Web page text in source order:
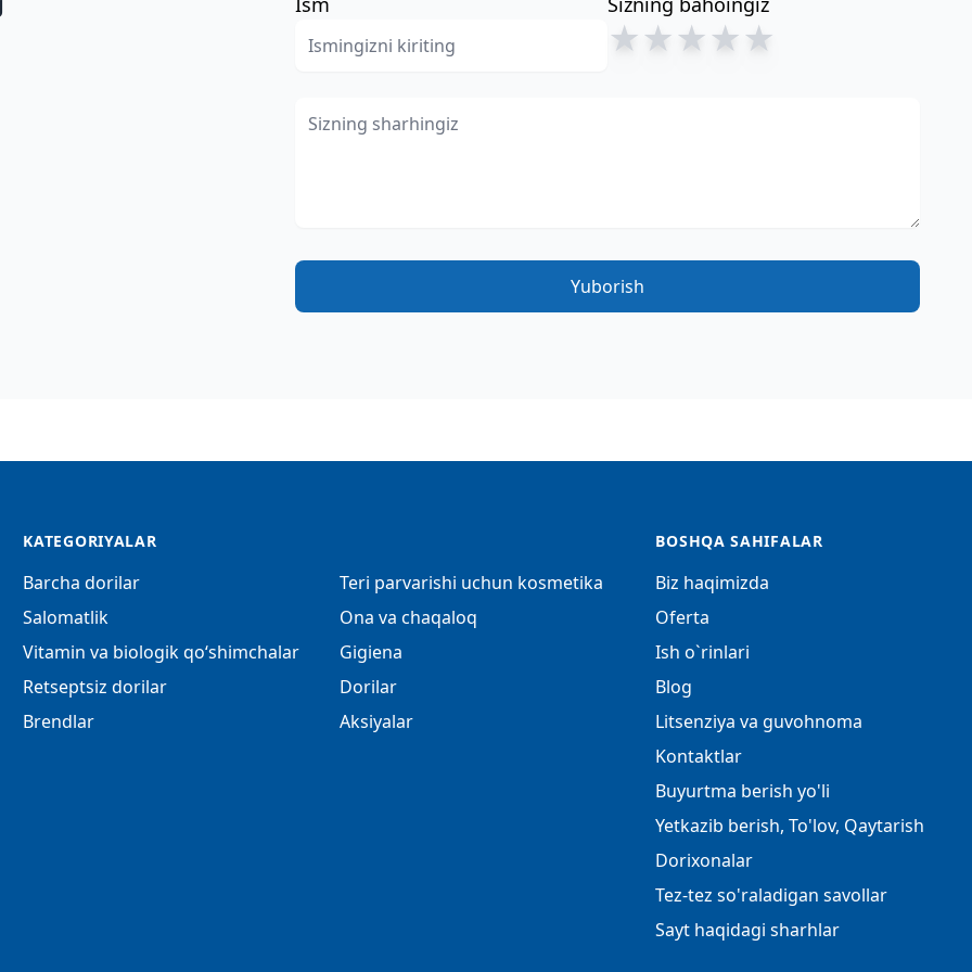
★★★★★
Yuborish
KATEGORIYALAR
Barcha dorilar
Salomatlik
Vitamin va biologik qo‘shimchalar
Retseptsiz dorilar
Brendlar
Teri parvarishi uchun kosmetika
Ona va chaqaloq
Gigiena
Dorilar
Aksiyalar
BOSHQA SAHIFALAR
Biz haqimizda
Oferta
Ish o`rinlari
Blog
Litsenziya va guvohnoma
Kontaktlar
Buyurtma berish yo'li
Yetkazib berish, To'lov, Qaytarish
Dorixonalar
Tez-tez so'raladigan savollar
Sayt haqidagi sharhlar